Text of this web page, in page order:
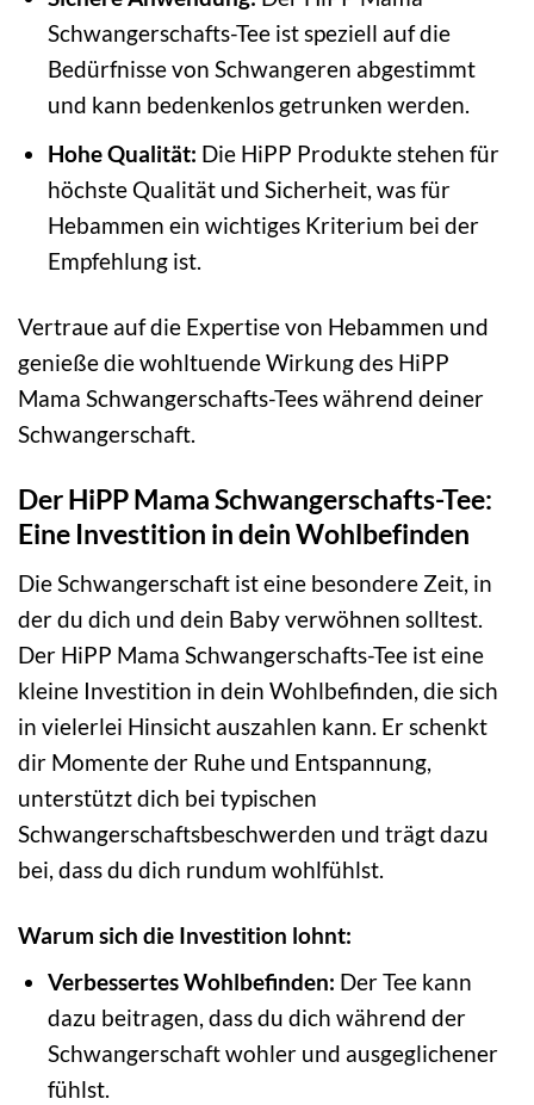
Schwangerschafts-Tee ist speziell auf die
Bedürfnisse von Schwangeren abgestimmt
und kann bedenkenlos getrunken werden.
Hohe Qualität: Die HiPP Produkte stehen für
höchste Qualität und Sicherheit, was für
Hebammen ein wichtiges Kriterium bei der
Empfehlung ist.
Vertraue auf die Expertise von Hebammen und
genieße die wohltuende Wirkung des HiPP
Mama Schwangerschafts-Tees während deiner
Schwangerschaft.
Der HiPP Mama Schwangerschafts-Tee:
Eine Investition in dein Wohlbefinden
Die Schwangerschaft ist eine besondere Zeit, in
der du dich und dein Baby verwöhnen solltest.
Der HiPP Mama Schwangerschafts-Tee ist eine
kleine Investition in dein Wohlbefinden, die sich
in vielerlei Hinsicht auszahlen kann. Er schenkt
dir Momente der Ruhe und Entspannung,
unterstützt dich bei typischen
Schwangerschaftsbeschwerden und trägt dazu
bei, dass du dich rundum wohlfühlst.
Warum sich die Investition lohnt:
Verbessertes Wohlbefinden: Der Tee kann
dazu beitragen, dass du dich während der
Schwangerschaft wohler und ausgeglichener
fühlst.